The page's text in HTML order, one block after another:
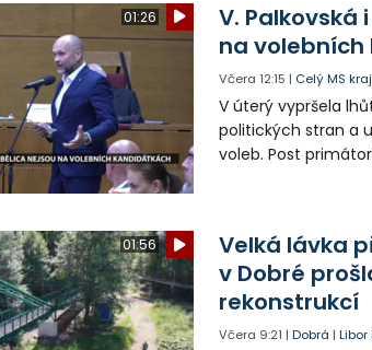
01:26
V. Palkovská
na
Včera 12:15 | Celý MS kraj
V úterý vypršela
politických stran a
voleb. Post
01:56
Velká lávka
v Dobré
rekonstrukcí
Včera 9:21 |Dobrá |Libor